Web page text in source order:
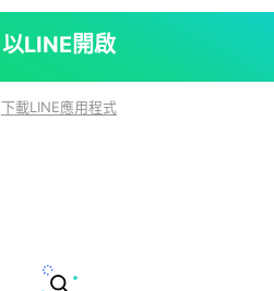
以LINE開啟
下載LINE應用程式